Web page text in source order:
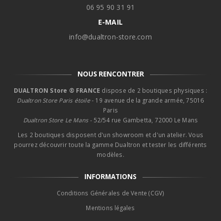
06 95 90 31 91
E-MAIL
info@dualtron-store.com
NOUS RENCONTRER
DUALTRON Store ® FRANCE dispose de 2 boutiques physiques :
Dualtron Store Paris étoile- 19 avenue de la grande armée, 75016
Paris
Dualtron Store Le Mans - 52/54 rue Gambetta, 72000 Le Mans
Les 2 boutiques disposent d'un showroom et d'un atelier. Vous
pourrez découvrir toute la gamme Dualtron et tester les différents
modèles.
INFORMATIONS
Conditions Générales de Vente (CGV)
Mentions légales